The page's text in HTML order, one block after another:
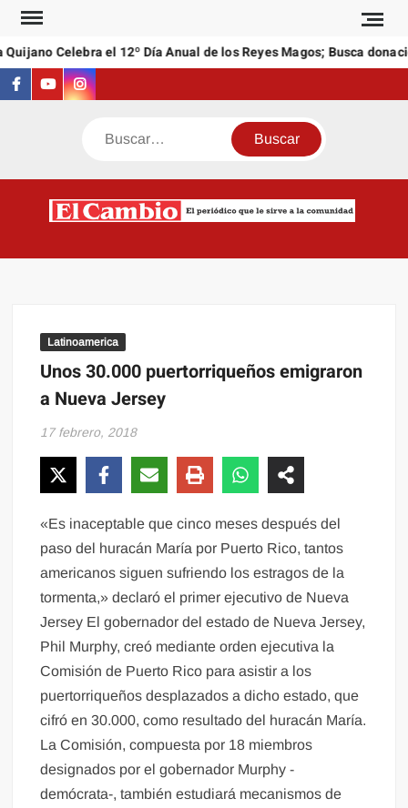
Saltar
contenidoCelebra el 12º Día Anual de los Reyes Magos; Busca
Facebook
YoutubeInstagram
Buscar
Latinoamerica
Unos 30.000 puertorriqueños emigraron
a Nueva Jersey
17 febrero, 2018
«Es inaceptable que cinco meses después del
paso del huracán María por Puerto Rico, tantos
americanos siguen sufriendo los estragos de la
tormenta,» declaró el primer ejecutivo de Nueva
Jersey El gobernador del estado de Nueva Jersey,
Phil Murphy, creó mediante orden ejecutiva la
Comisión de Puerto Rico para asistir a los
puertorriqueños desplazados a dicho estado, que
cifró en 30.000, como resultado del huracán María.
La Comisión, compuesta por 18 miembros
designados por el gobernador Murphy -
demócrata-, también estudiará mecanismos de